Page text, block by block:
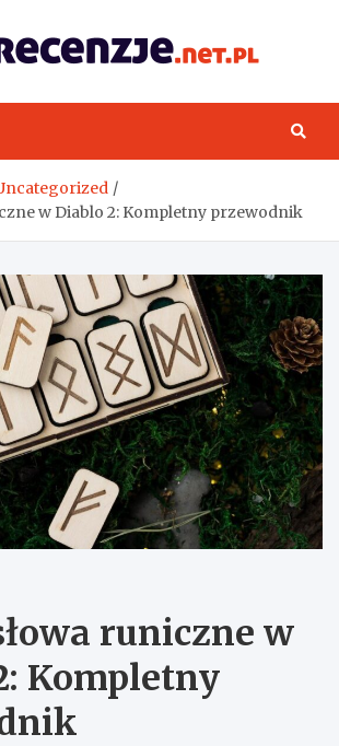
w Diablo 2: Kompletny przewodnik
runiczne w
Kompletny